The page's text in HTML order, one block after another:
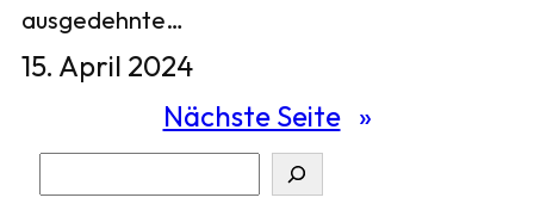
ausgedehnte…
15. April 2024
Nächste Seite »